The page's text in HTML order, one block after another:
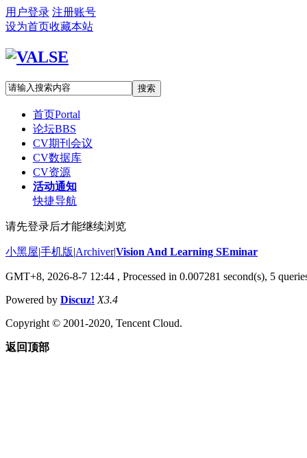
用户登录 注册账号
设为首页收藏本站
搜索
首页Portal
论坛BBS
CV期刊会议
CV数据库
CV资源
活动通知
快捷导航
请先登录后才能继续浏览
小黑屋|手机版|Archiver|Vision And Learning SEminar
GMT+8, 2026-8-7 12:44 , Processed in 0.007281 second(s), 5
Powered by Discuz! X3.4
Copyright © 2001-2020, Tencent Cloud.
返回顶部